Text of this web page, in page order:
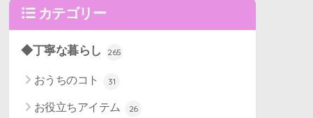
カテゴリー
◆丁寧な暮らし 265
おうちのコト 31
お役立ちアイテム 26